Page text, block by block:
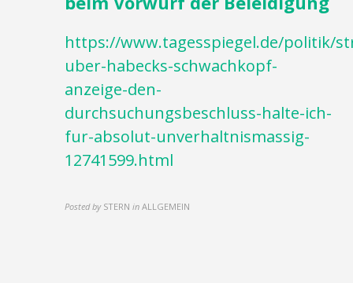
https://www.tagesspiegel.de/politik/
uber-habecks-schwachkopf-
anzeige-den-
durchsuchungsbeschluss-halte-ich-
fur-absolut-unverhaltnismassig-
12741599.html
Posted by STERN in ALLGEMEIN